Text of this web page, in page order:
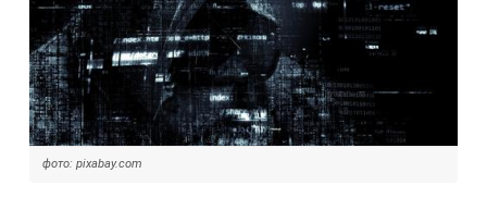
фото: pixabay.com